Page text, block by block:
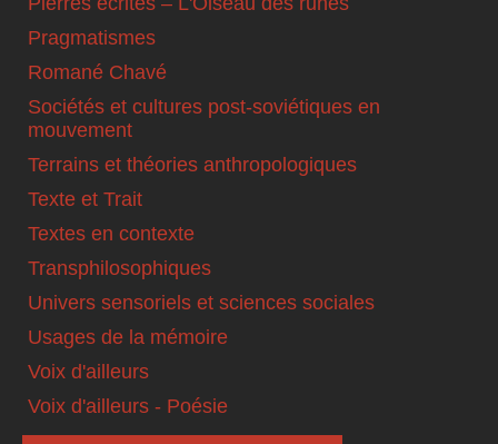
Pragmatismes
Romané Chavé
Sociétés et cultures post-soviétiques en
mouvement
Terrains et théories anthropologiques
Texte et Trait
Textes en contexte
Transphilosophiques
Univers sensoriels et sciences sociales
Usages de la mémoire
Voix d'ailleurs
Voix d'ailleurs - Poésie